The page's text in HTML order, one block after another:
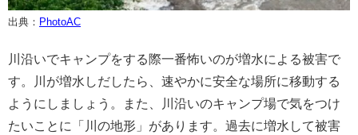
出典： PhotoAC
川沿いでキャンプをする際一番怖いのが増水による被害で
す。川が増水しだしたら、速やかに安全な場所に移動する
ようにしましょう。また、川沿いのキャンプ場で気をつけ
たいことに「川の地形」があります。過去に増水して被害